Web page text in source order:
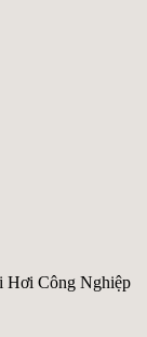
Hơi Công Nghiệp